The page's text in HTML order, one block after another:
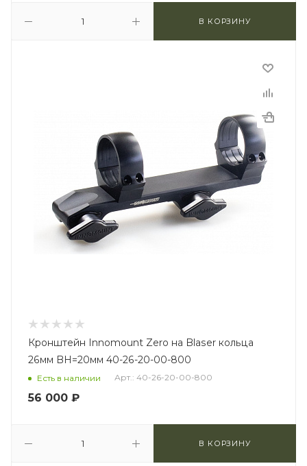
В КОРЗИНУ
Кронштейн Innomount Zero на Blaser кольца
26мм BH=20мм 40-26-20-00-800
Есть в наличии Арт.: 40-26-20-00-800
56 000 ₽
В КОРЗИНУ